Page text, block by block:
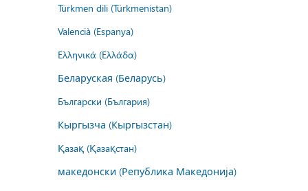
Türkmen dili (Türkmenistan)
Valencià (Espanya)
Ελληνικά (Ελλάδα)
Беларуская (Беларусь)
Български (България)
Кыргызча (Кыргызстан)
Қазақ (Қазақстан)
македонски (Република Македонија)